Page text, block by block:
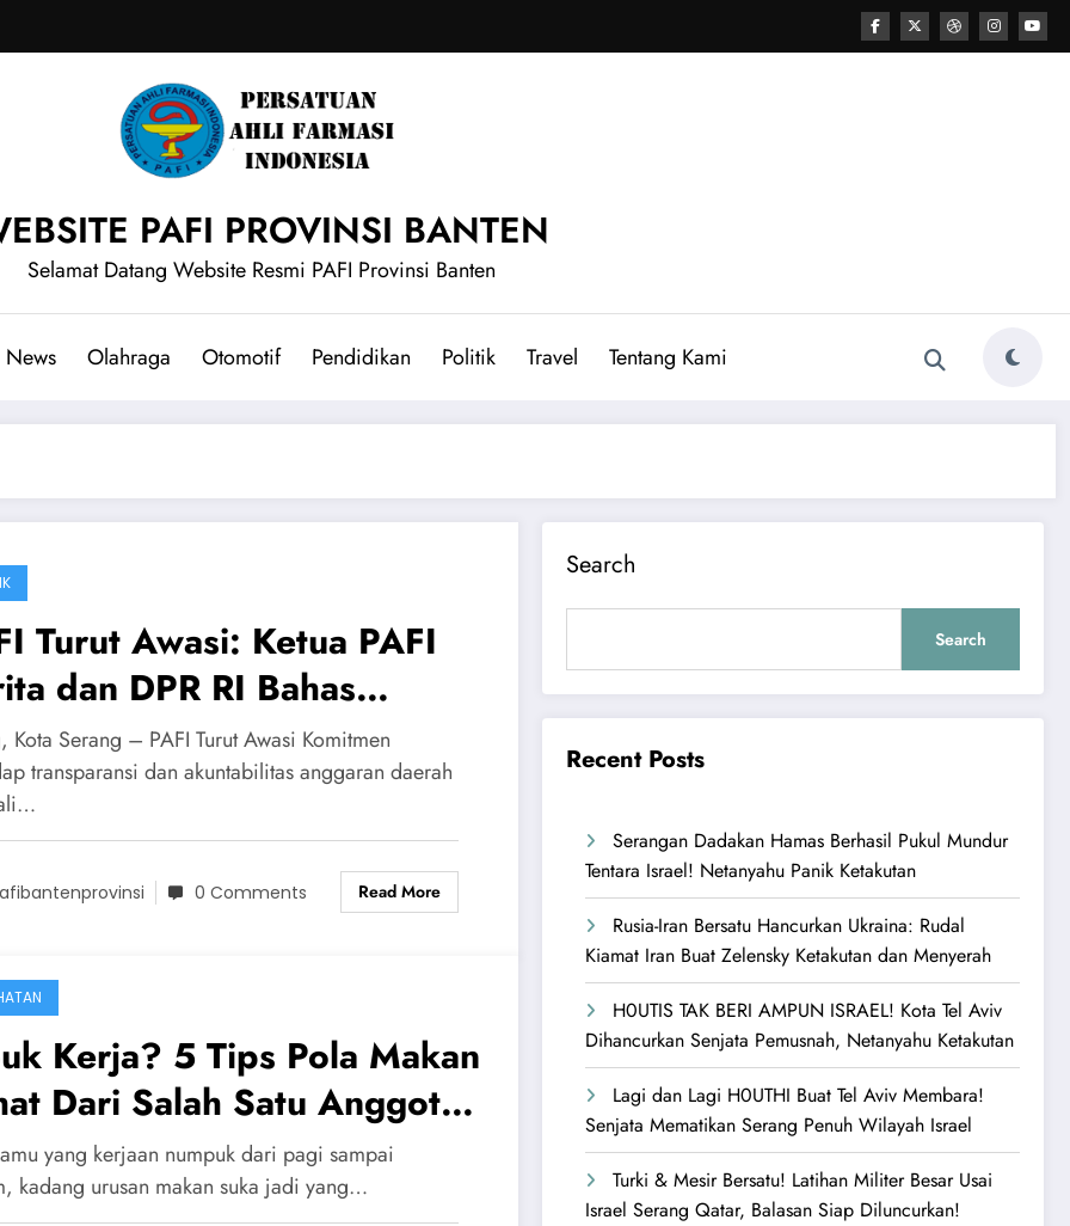
PAFI PROVINSI BANTEN
Selamat Datang Website Resmi PAFI Provinsi Banten
News Olahraga Otomotif Pendidikan Politik Travel Tentang Kami
Turut Awasi: Ketua PAFI
dan DPR RI Bahas
APBD Banten Tahun
Kota Serang – PAFI Turut Awasi Komitmen
transparansi dan akuntabilitas anggaran daerah
0 Comments Read More
Kerja? 5 Tips Pola Makan
Dari Salah Satu Anggota
Prov Banten, Ini Bisa
Kebutuhan Gizimu!
yang kerjaan numpuk dari pagi sampai
kadang urusan makan suka jadi yang…
Search
Search
Recent Posts
Serangan Dadakan Hamas Berhasil Pukul Mundur
Tentara Israel! Netanyahu Panik Ketakutan
Rusia-Iran Bersatu Hancurkan Ukraina: Rudal
Kiamat Iran Buat Zelensky Ketakutan dan Menyerah
H0UTIS TAK BERI AMPUN ISRAEL! Kota Tel Aviv
Dihancurkan Senjata Pemusnah, Netanyahu Ketakutan
Lagi dan Lagi H0UTHI Buat Tel Aviv Membara!
Senjata Mematikan Serang Penuh Wilayah Israel
Turki & Mesir Bersatu! Latihan Militer Besar Usai
Israel Serang Qatar, Balasan Siap Diluncurkan!